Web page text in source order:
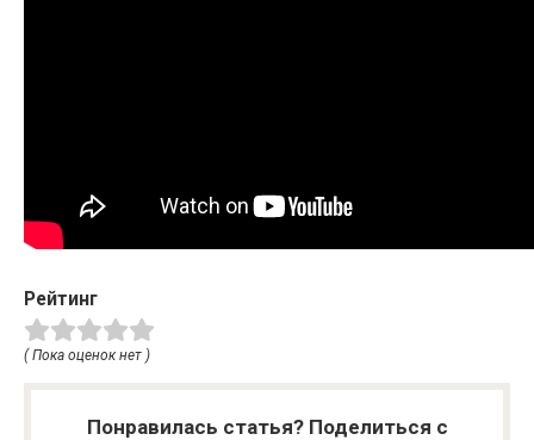
Рейтинг
( Пока оценок нет )
Понравилась статья? Поделиться с